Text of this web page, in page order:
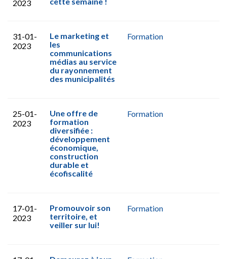
2023
31-01-
2023
Le marketing et
les
communications
médias au service
du rayonnement
des municipalités
Formation
25-01-
2023
Une offre de
formation
diversifiée :
développement
économique,
construction
durable et
écofiscalité
Formation
17-01-
2023
Promouvoir son
territoire, et
veiller sur lui!
Formation